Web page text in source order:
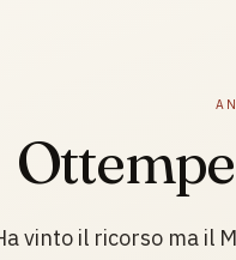
vinto il ricorso ma il